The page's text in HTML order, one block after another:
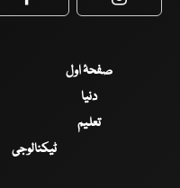
Facebook
صفحۂ اول
دنیا
تعلیم
ٹیکنالوجی